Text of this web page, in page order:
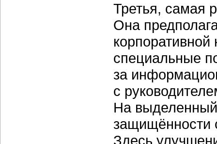
Третья, самая
Она
специальные
за
с
На
защищённости
Здесь